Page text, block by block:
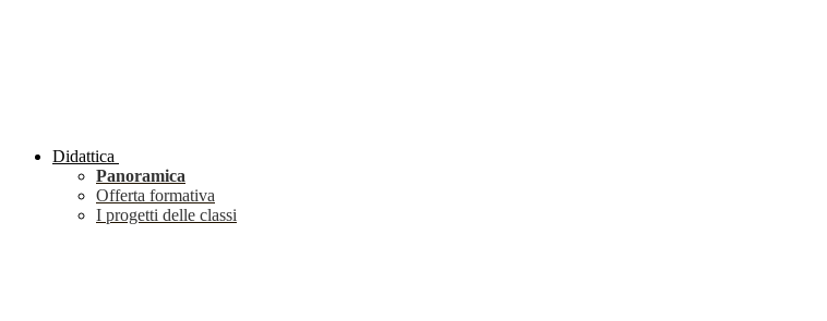
Didattica
Panoramica
Offerta formativa
I progetti delle classi